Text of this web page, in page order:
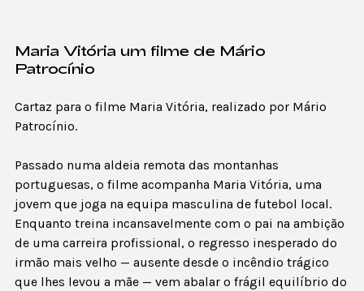
Maria Vitória um filme de Mário
Patrocínio
Cartaz para o filme Maria Vitória, realizado por Mário
Patrocínio.
Passado numa aldeia remota das montanhas
portuguesas, o filme acompanha Maria Vitória, uma
jovem que joga na equipa masculina de futebol local.
Enquanto treina incansavelmente com o pai na ambição
de uma carreira profissional, o regresso inesperado do
irmão mais velho — ausente desde o incêndio trágico
que lhes levou a mãe — vem abalar o frágil equilíbrio do